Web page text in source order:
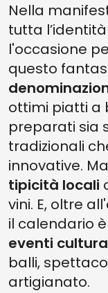
Nella
tutta
l'occasione
questo
ottimi piatti a
preparati sia
tradizionali
innovative.
tipicità locali
vini. E, oltre
il calendario
eventi
balli,
artigianato.